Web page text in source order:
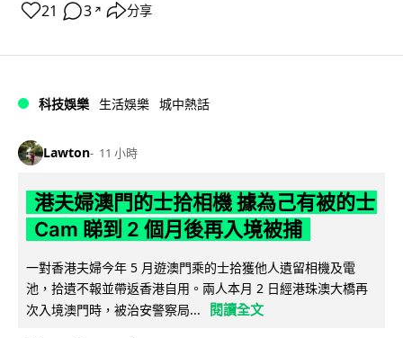
21 3 ↗ 分享
科技娛樂 生活娛樂 城中熱話
Lawton 11 小時
港夫婦澳門的士拾相機 據為己有被的士
Cam 睇到 2 個月後再入境被捕
一對香港夫婦今年 5 月遊澳門乘的士拾獲他人遺留相機及電
池，拾遺不報並帶返香港自用。兩人本月 2 日經港珠澳大橋再
次入境澳門時，被治安警察局...
閱讀全文